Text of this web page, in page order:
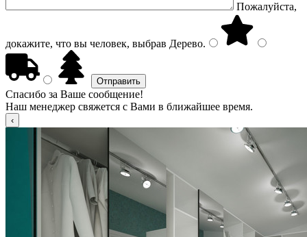
Пожалуйста,
докажите, что вы человек, выбрав Дерево.
Спасибо за Ваше сообщение!
Наш менеджер свяжется с Вами в ближайшее время.